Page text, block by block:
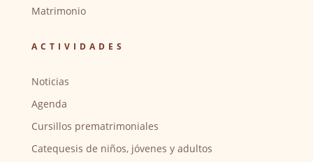
Matrimonio
ACTIVIDADES
Noticias
Agenda
Cursillos prematrimoniales
Catequesis de niños, jóvenes y adultos